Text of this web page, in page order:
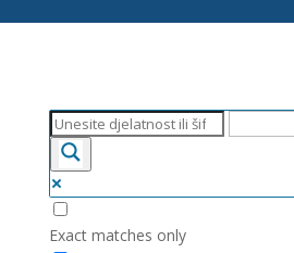
Exact matches only